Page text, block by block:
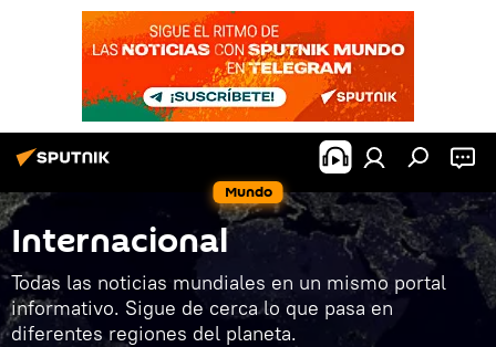
Mundo
Internacional
Todas las noticias mundiales en un mismo portal
informativo. Sigue de cerca lo que pasa en
diferentes regiones del planeta.